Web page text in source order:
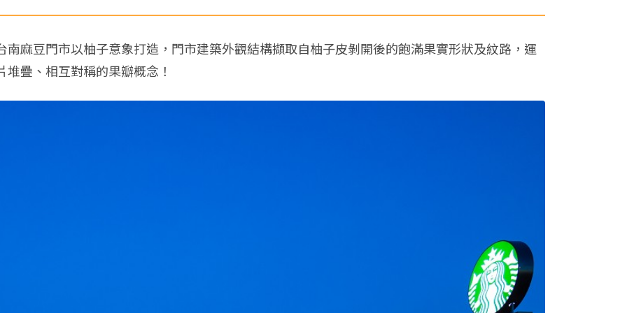
麻豆門市以柚子意象打造，門市建築外觀結構擷取自柚子皮剝開後的飽滿果實形狀及紋路， 運
堆疊、 相互對稱的果瓣概念！